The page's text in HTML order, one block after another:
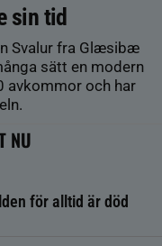
sin tid
Svalur fra Glæsibæ
sätt en modern
avkommor och har
NU
för alltid är död